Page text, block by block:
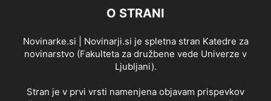
O STRANI
Novinarke.si | Novinarji.si je spletna stran Katedre za
novinarstvo (Fakulteta za družbene vede Univerze v
Ljubljani).
Stran je v prvi vrsti namenjena objavam prispevkov